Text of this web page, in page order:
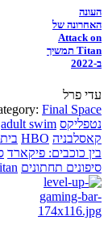
העונה
האחרונה של
Attack on
Titan תמשיך
ב-2022
עדי פרל
Final Space
נטפליקס adult swim
קאסלבניה HBO
בין כוכבים: פיקארד
סיפונים תחתונים